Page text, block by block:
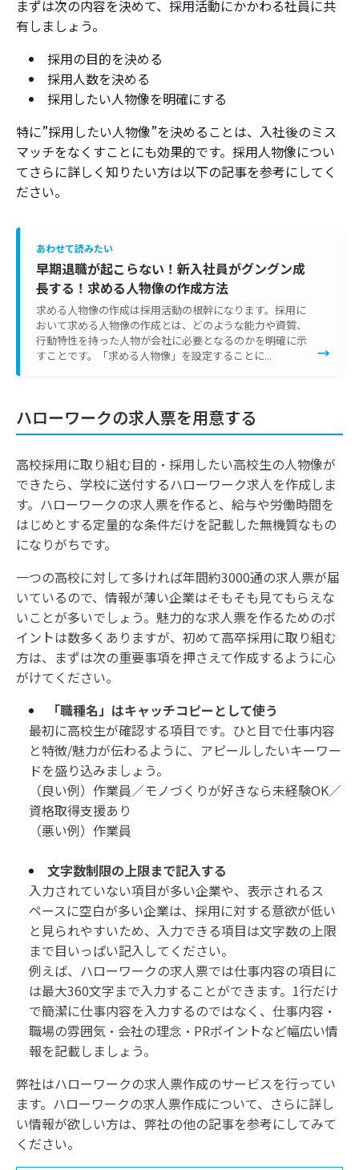
まずは次の内容を決めて、採用活動にかかわる社員に共
有しましょう。
採用の目的を決める
採用人数を決める
採用したい人物像を明確にする
特に”採用したい人物像”を決めることは、入社後のミス
マッチをなくすことにも効果的です。採用人物像につい
てさらに詳しく知りたい方は以下の記事を参考にしてく
ださい。
あわせて読みたい
早期退職が起こらない！新入社員がグングン成
長する！求める人物像の作成方法
求める人物像の作成は採用活動の根幹になります。採用に
おいて求める人物像の作成とは、どのような能力や資質、
行動特性を持った人物が会社に必要となるのかを明確に示
すことです。「求める人物像」を設定することに...
→
ハローワークの求人票を用意する
高校採用に取り組む目的・採用したい高校生の人物像が
できたら、学校に送付するハローワーク求人を作成しま
す。ハローワークの求人票を作ると、給与や労働時間を
はじめとする定量的な条件だけを記載した無機質なもの
になりがちです。
一つの高校に対して多ければ年間約3000通の求人票が届
いているので、情報が薄い企業はそもそも見てもらえな
いことが多いでしょう。魅力的な求人票を作るためのポ
イントは数多くありますが、初めて高卒採用に取り組む
方は、まずは次の重要事項を押さえて作成するように心
がけてください。
「職種名」はキャッチコピーとして使う
最初に高校生が確認する項目です。ひと目で仕事内容
と特徴/魅力が伝わるように、アピールしたいキーワー
ドを盛り込みましょう。
（良い例）作業員／モノづくりが好きなら未経験OK／
資格取得支援あり
（悪い例）作業員
文字数制限の上限まで記入する
入力されていない項目が多い企業や、表示されるス
ペースに空白が多い企業は、採用に対する意欲が低い
と見られやすいため、入力できる項目は文字数の上限
まで目いっぱい記入してください。
例えば、ハローワークの求人票では仕事内容の項目に
は最大360文字まで入力することができます。1行だけ
で簡潔に仕事内容を入力するのではなく、仕事内容・
職場の雰囲気・会社の理念・PRポイントなど幅広い情
報を記載しましょう。
弊社はハローワークの求人票作成のサービスを行ってい
ます。ハローワークの求人票作成について、さらに詳し
い情報が欲しい方は、弊社の他の記事を参考にしてみて
ください。